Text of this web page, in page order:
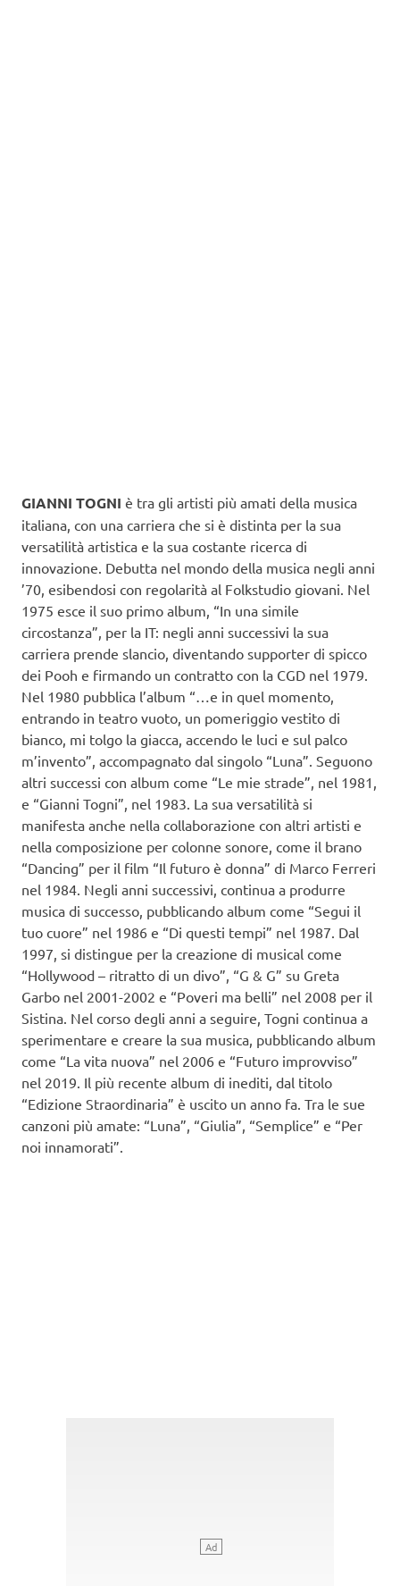
GIANNI TOGNI è tra gli artisti più amati della musica
italiana, con una carriera che si è distinta per la sua
versatilità artistica e la sua costante ricerca di
innovazione. Debutta nel mondo della musica negli anni
’70, esibendosi con regolarità al Folkstudio giovani. Nel
1975 esce il suo primo album, “In una simile
circostanza”, per la IT: negli anni successivi la sua
carriera prende slancio, diventando supporter di spicco
dei Pooh e firmando un contratto con la CGD nel 1979.
Nel 1980 pubblica l’album “…e in quel momento,
entrando in teatro vuoto, un pomeriggio vestito di
bianco, mi tolgo la giacca, accendo le luci e sul palco
m’invento”, accompagnato dal singolo “Luna”. Seguono
altri successi con album come “Le mie strade”, nel 1981,
e “Gianni Togni”, nel 1983. La sua versatilità si
manifesta anche nella collaborazione con altri artisti e
nella composizione per colonne sonore, come il brano
“Dancing” per il film “Il futuro è donna” di Marco Ferreri
nel 1984. Negli anni successivi, continua a produrre
musica di successo, pubblicando album come “Segui il
tuo cuore” nel 1986 e “Di questi tempi” nel 1987. Dal
1997, si distingue per la creazione di musical come
“Hollywood – ritratto di un divo”, “G & G” su Greta
Garbo nel 2001-2002 e “Poveri ma belli” nel 2008 per il
Sistina. Nel corso degli anni a seguire, Togni continua a
sperimentare e creare la sua musica, pubblicando album
come “La vita nuova” nel 2006 e “Futuro improvviso”
nel 2019. Il più recente album di inediti, dal titolo
“Edizione Straordinaria” è uscito un anno fa. Tra le sue
canzoni più amate: “Luna”, “Giulia”, “Semplice” e “Per
noi innamorati”.